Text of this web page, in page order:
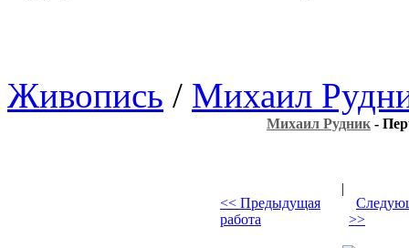
Живопись / Михаил
Михаил Рудник -
<< Предыдущая
работа
|
>>